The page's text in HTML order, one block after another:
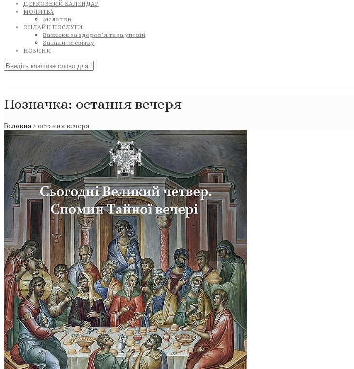
ЦЕРКОВНИЙ КАЛЕНДАР
МОЛИТВА
Молитви
ОНЛАЙН ПОСЛУГИ
Записки за здоров’я та за упокій
Запалити свічку
НОВИНИ
Позначка: остання вечеря
Головна > остання вечеря